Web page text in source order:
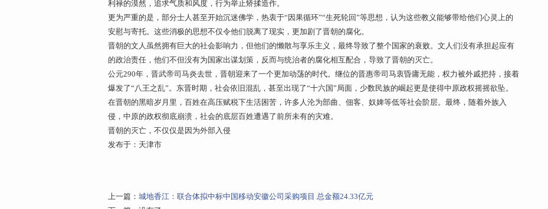
利禄的漠然，追求气质和风度，行为举止矫揉造作。
更为严重的是，部分士人甚至开始沉迷佛学，热衷于“因果循环”“生死轮回”等思想，认为这些教义能够带给他们心灵上的
安慰与寄托。这些消极的思想不仅令他们脱离了现实，更加剧了晋朝的腐化。
晋朝的文人虽然拥有巨大的社会影响力，但他们的懒散与享乐主义，最终导致了整个国家的衰败。文人们没有承担起应有
的政治责任，他们不但没有为国家出谋划策，反而与统治者的腐化相互配合，导致了晋朝的灭亡。
公元290年，晋武帝司马炎去世，晋朝迎来了一个更加动荡的时代。继位的晋惠帝司马衷昏庸无能，权力被外戚把持，接着
爆发了“八王之乱”。东晋时期，社会依旧混乱，甚至出现了“十六国”局面，少数民族的崛起更是使得中原政权摇摇欲坠。
在晋朝的黑暗岁月里，百姓在高压赋税下生活困苦，许多人沦为部曲、佃客、奴婢等低等社会阶层。最终，随着外族入
侵，中原的政权彻底崩溃，社会的底层百姓遭遇了前所未有的灾难。
晋朝的灭亡，不仅仅是因为外部入侵
发布于：天津市
上一篇： 城地香江：联合体拟中标中国移动安徽公司采购项目 总金额24.33亿元